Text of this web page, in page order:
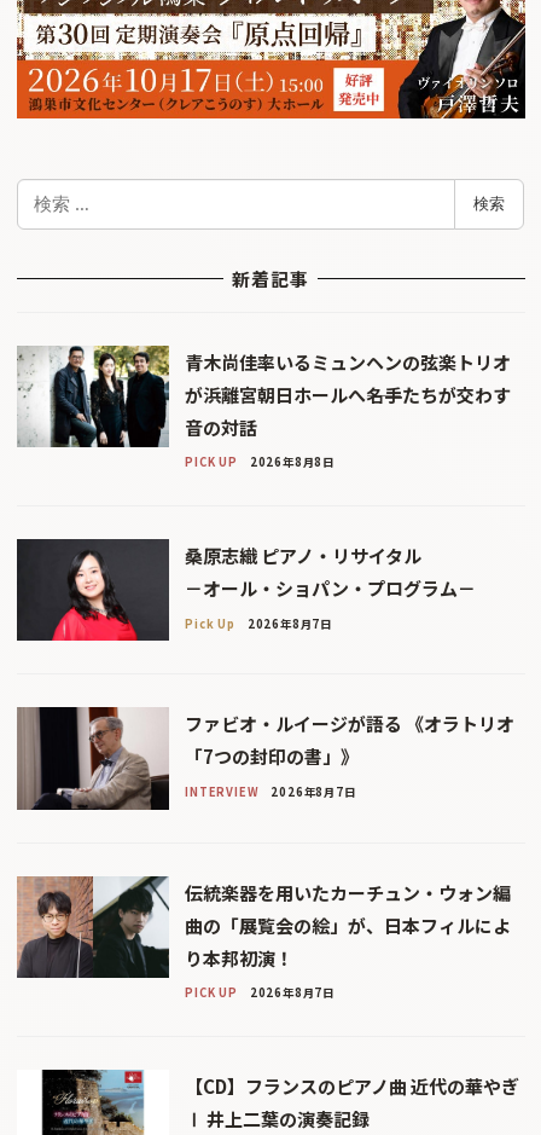
検
検索
新着記事
青木尚佳率いるミュンヘンの弦楽トリオ
が浜離宮朝日ホールへ――名手たちが交わす
音の対話
PICK UP 2026年8月8日
桑原志織 ピアノ・リサイタル
－オール・ショパン・プログラム－
Pick Up 2026年8月7日
ファビオ・ルイージが語る 《オラトリオ
「7つの封印の書」》
INTERVIEW 2026年8月7日
伝統楽器を用いたカーチュン・ウォン編
曲の「展覧会の絵」が、日本フィルによ
り本邦初演！
PICK UP 2026年8月7日
【CD】フランスのピアノ曲 近代の華やぎ
Ⅰ 井上二葉の演奏記録